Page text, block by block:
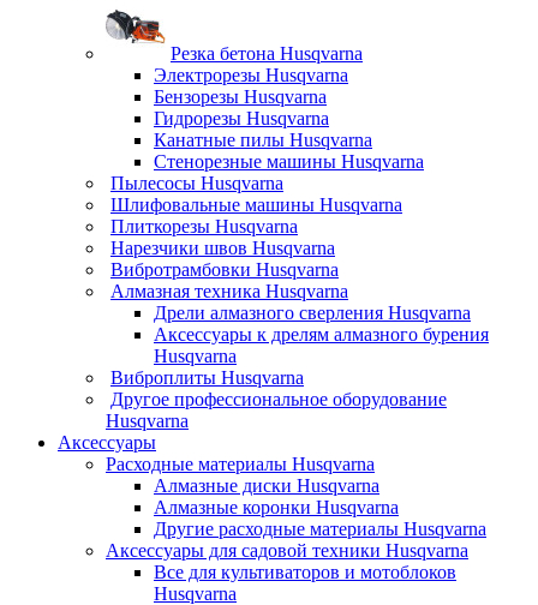
Резка бетона Husqvarna
Электрорезы Husqvarna
Бензорезы Husqvarna
Гидрорезы Husqvarna
Канатные пилы Husqvarna
Стенорезные машины Husqvarna
Пылесосы Husqvarna
Шлифовальные машины Husqvarna
Плиткорезы Husqvarna
Нарезчики швов Husqvarna
Вибротрамбовки Husqvarna
Алмазная техника Husqvarna
Дрели алмазного сверления Husqvarna
Аксессуары к дрелям алмазного бурения
Husqvarna
Виброплиты Husqvarna
Другое профессиональное оборудование
Husqvarna
Аксессуары
Расходные материалы Husqvarna
Алмазные диски Husqvarna
Алмазные коронки Husqvarna
Другие расходные материалы Husqvarna
Аксессуары для садовой техники Husqvarna
Все для культиваторов и мотоблоков
Husqvarna